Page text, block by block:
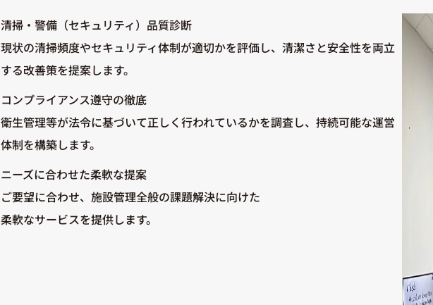
清掃・警備（セキュリティ）品質診断
現状の清掃頻度やセキュリティ体制が適切かを評価し、清潔さと安全性を両立
する改善策を提案します。
コンプライアンス遵守の徹底
衛生管理等が法令に基づいて正しく行われているかを調査し、持続可能な運営
体制を構築します。
ニーズに合わせた柔軟な提案
ご要望に合わせ、施設管理全般の課題解決に向けた
柔軟なサービスを提供します。